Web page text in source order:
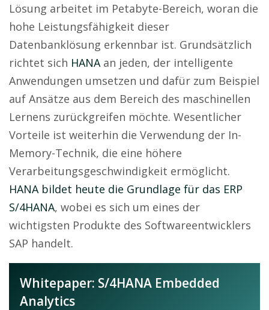
Lösung arbeitet im Petabyte-Bereich, woran die
hohe Leistungsfähigkeit dieser
Datenbanklösung erkennbar ist. Grundsätzlich
richtet sich HANAan jeden, der intelligente
Anwendungen umsetzen und dafür zum Beispiel
auf Ansätze aus dem Bereich des maschinellen
Lernens zurückgreifen möchte. Wesentlicher
Vorteile ist weiterhin die Verwendung der In-
Memory-Technik, die eine höhere
Verarbeitungsgeschwindigkeit ermöglicht.
HANA bildet heute die Grundlage für das ERP
S/4HANA, wobei es sich um eines der
wichtigsten Produkte des Softwareentwicklers
SAP handelt.
Whitepaper: S/4HANA Embedded
Analytics